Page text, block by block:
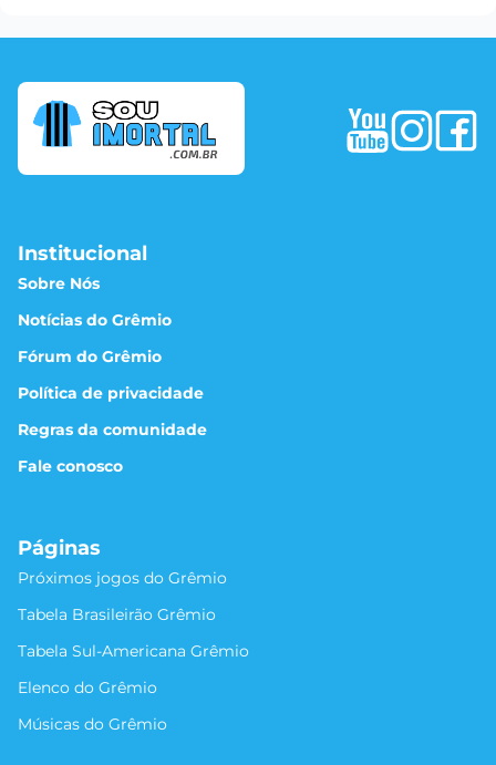
Institucional
Sobre Nós
Notícias do Grêmio
Fórum do Grêmio
Política de privacidade
Regras da comunidade
Fale conosco
Páginas
Próximos jogos do Grêmio
Tabela Brasileirão Grêmio
Tabela Sul-Americana Grêmio
Elenco do Grêmio
Músicas do Grêmio